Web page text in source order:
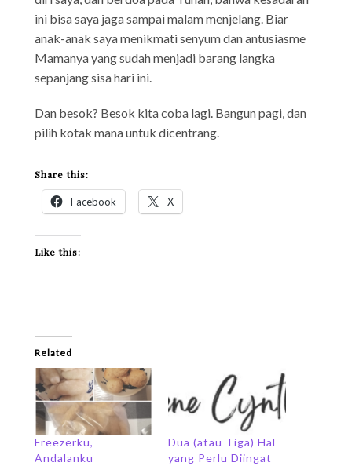
ini bisa saya jaga sampai malam menjelang. Biar
anak-anak saya menikmati senyum dan antusiasme
Mamanya yang sudah menjadi barang langka
sepanjang sisa hari ini.
Dan besok? Besok kita coba lagi. Bangun pagi, dan
pilih kotak mana untuk dicentrang.
Share this:
Facebook X
Like this:
Related
Freezerku,
Andalanku
Dua (atau Tiga) Hal
yang Perlu Diingat